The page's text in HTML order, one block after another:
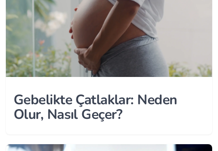
Gebelikte Çatlaklar: Neden
Olur, Nasıl Geçer?